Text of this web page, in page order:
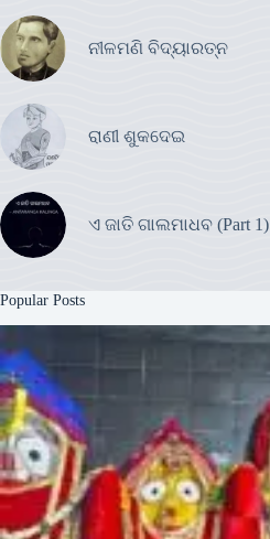
ନୀଳମଣି ବିଦ୍ୟାରତ୍ନ
ରାଣୀ ଶୁକଦେଇ
ଏ ଜାତି ଗାଲମାଧବ (Part 1)
Popular Posts